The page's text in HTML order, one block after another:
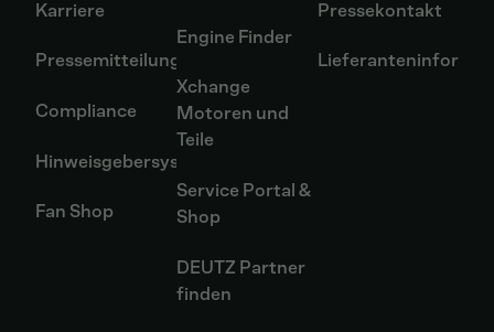
Karriere
Pressemitteilungen
Compliance
Hinweisgebersystem
Fan Shop
Engine Finder
Xchange
Motoren und
Teile
Service Portal &
Shop
DEUTZ Partner
finden
Pressekontakt